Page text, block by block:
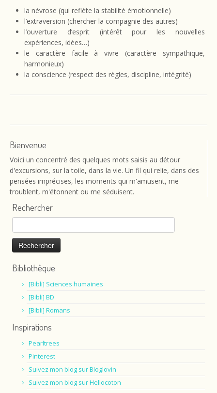
la névrose (qui reflète la stabilité émotionnelle)
l’extraversion (chercher la compagnie des autres)
l’ouverture d’esprit (intérêt pour les nouvelles
expériences, idées…)
le caractère facile à vivre (caractère sympathique,
harmonieux)
la conscience (respect des règles, discipline, intégrité)
Bienvenue
Voici un concentré des quelques mots saisis au détour
d'excursions, sur la toile, dans la vie. Un fil qui relie, dans des
pensées imprécises, les moments qui m'amusent, me
troublent, m'étonnent ou me séduisent.
Rechercher
Rechercher :
Bibliothèque
[Bibli] Sciences humaines
[Bibli] BD
[Bibli] Romans
Inspirations
Pearltrees
Pinterest
Suivez mon blog sur Bloglovin
Suivez mon blog sur Hellocoton